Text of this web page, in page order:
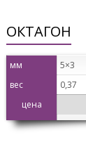
ОКТАГОН
мм 5×3
вес
0,37
цена